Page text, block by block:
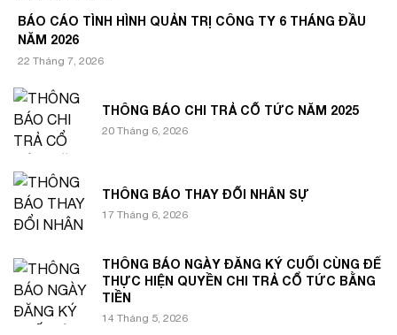
BÁO CÁO TÌNH HÌNH QUẢN TRỊ CÔNG TY 6 THÁNG ĐẦU
NĂM 2026
22 Tháng 7, 2026
THÔNG BÁO CHI TRẢ CỔ TỨC NĂM 2025
20 Tháng 6, 2026
THÔNG BÁO THAY ĐỔI NHÂN SỰ
17 Tháng 6, 2026
THÔNG BÁO NGÀY ĐĂNG KÝ CUỐI CÙNG ĐỂ
THỰC HIỆN QUYỀN CHI TRẢ CỔ TỨC BẰNG
TIỀN
14 Tháng 5, 2026